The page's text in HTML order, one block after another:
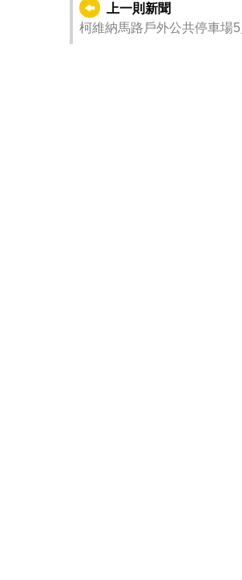
上一則新聞
柯維納馬路戶外公共停車場